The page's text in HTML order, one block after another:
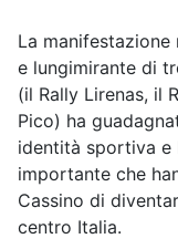
La
e lungimirante di
(il Rally Lirenas, il
Pico) ha
identità sportiva e
importante che
Cassino di
centro Italia.